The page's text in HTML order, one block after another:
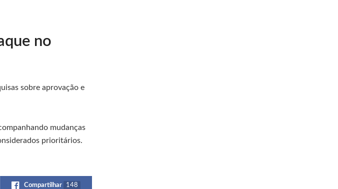
no
sobre aprovação e
mudanças
prioritários.
Compartilhar 148